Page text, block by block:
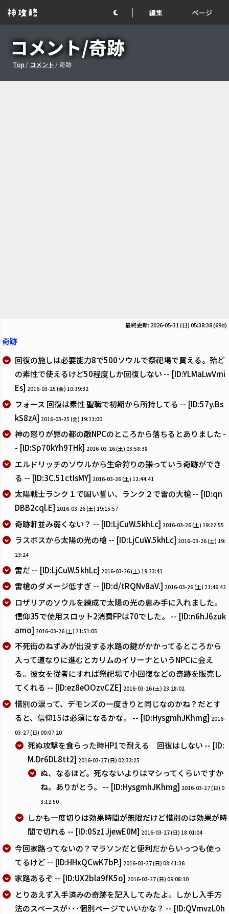
編集 ページ
コメント/奇跡
Top / コメント /奇跡
最終更新: 2026-05-31 (日) 05:38:38(69d)
奇跡
回復の施しは必要能力8で500ソウルで祭祀場で買える。殆ど
の素性で使えるけど50程度しか回復しない -- [ID:YLMaLwVmi
Es] 2016-03-25 (金) 10:39:32
フォース 回復は素性 聖職で初期から所持してる -- [ID:57y.Bs
kS8zA] 2016-03-25 (金) 19:11:00
神の怒りが罪の都の敵NPCのところから落ちるとありました -
- [ID:Sp70kYh9THk] 2016-03-26 (土) 03:58:38
エルドリッチのソウルから生命狩りの鎌っていう奇跡ができ
る -- [ID:3C.51ctIsMY] 2016-03-26 (土) 12:44:41
太陽戦士ランク１で固い誓い、ランク２で雷の大槍 -- [ID:qn
DBB2cql.E] 2016-03-26 (土) 19:15:57
奇跡軒並み弱くない？ -- [ID:LjCuW.5khLc] 2016-03-26 (土) 19:22:55
ラスボスから太陽の光の槍 -- [ID:LjCuW.5khLc] 2016-03-26 (土) 19:
23:24
雷だ -- [ID:LjCuW.5khLc] 2016-03-26 (土) 19:23:41
雷槍のダメージ低すぎ -- [ID:d/tRQNv8aV.] 2016-03-26 (土) 21:46:42
ロザリアのソウルを練成で太陽の光の恵み手に入れました。
信仰35で使用スロット2消費FPは70でした。 -- [ID:n6hJ6zuk
amo] 2016-03-26 (土) 21:51:05
不死街のねずみが出没する水路の鍵がかかってるところから
入って道なりに進むとカリムのイリーナというNPCに会え
る。彼女を従者にすれば祭祀場で小回復などの奇跡を販売し
てくれる -- [ID:ez8eOOzvCZE] 2016-03-26 (土) 23:28:02
惜別の涙って、デモンズの一度きりと同じなのかね？だとす
ると、信仰15は必須になるかな。 -- [ID:HysgmhJKhmg] 2016-
03-27 (日) 00:07:20
死ぬ攻撃を食らった時HP1で耐える 回復はしない -- [ID:
M.Dr6DL8tt2] 2016-03-27 (日) 02:33:25
ぬ、なるほど。死なないよりはマシってくらいですか
ね。ありがとう。 -- [ID:HysgmhJKhmg] 2016-03-27 (日) 0
3:12:50
しかも一度切りは効果時間が無限だけど惜別のは効果が時
間で切れる -- [ID:0Sz1JjewE0M] 2016-03-27 (日) 18:01:04
今回家路ってないの？マラソンだと便利だからいっつも使っ
てるけど -- [ID:HHxQCwK7bP.] 2016-03-27 (日) 08:41:36
家路あるぞ -- [ID:UX2bla9fK5o] 2016-03-27 (日) 09:08:10
とりあえず入手済みの奇跡を記入してみたよ。しかし入手方
法のスペースが･･･個別ページでいいかな？ -- [ID:QVmvzL0h